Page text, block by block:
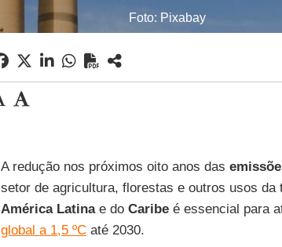
Foto: Pixabay
A redução nos próximos oito anos das
setor de agricultura, florestas e outros usos da
América Latinae do Caribeé essencial para
global a 1,5 ºCaté 2030.